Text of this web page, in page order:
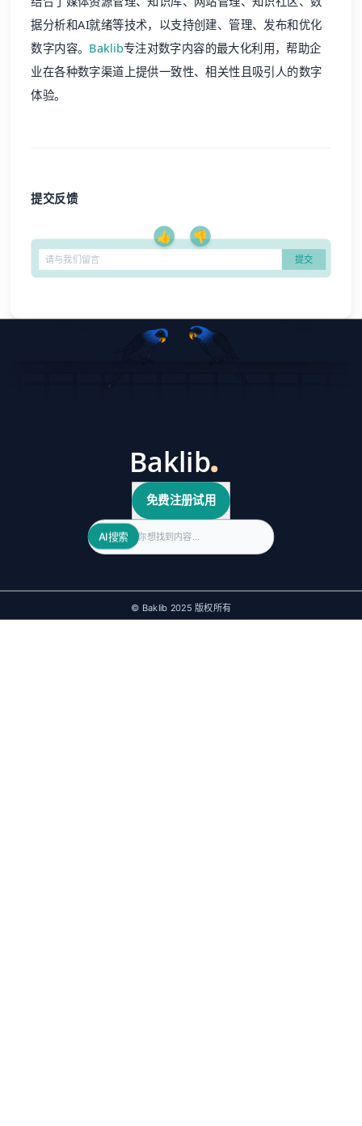
据分析和AI就绪等技术，以支持创建、管理、发布和优化
数字内容。 Baklib专注对数字内容的最大化利用，帮助企
业在各种数字渠道上提供一致性、相关性且吸引人的数字
体验。
提交反馈
👍 👎
免费注册试用
Search
AI搜索
© Baklib 2025 版权所有